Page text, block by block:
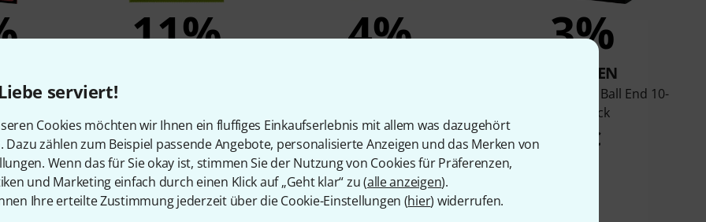
serviert!
Cookies möchten wir Ihnen ein fluffiges Einkaufserlebnis mit allem was dazugehört
Dazu zählen zum Beispiel passende Angebote, personalisierte Anzeigen und das Merken von
Wenn das für Sie okay ist, stimmen Sie der Nutzung von Cookies für Präferenzen,
und Marketing einfach durch einen Klick auf „Geht klar“ zu (alle anzeigen).
Ihre erteilte Zustimmung jederzeit über die Cookie-Einstellungen (hier) widerrufen.
End 10-
11%
5,90 €
4%
6,90 €
3%
KAUFTEN
Fender 250R NPS Ball End 10-
46 3 Pack
13 €
Vergleichen